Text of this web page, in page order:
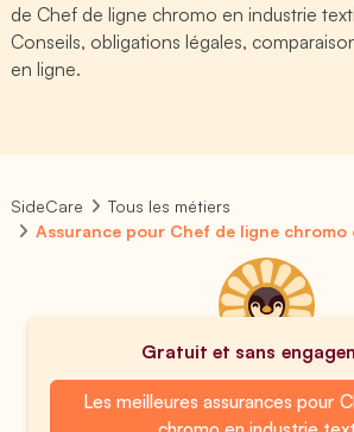
de Chef de ligne chromo en industrie
Conseils, obligations légales,
en ligne.
SideCare
Tous les métiers
Assurance pour Chef de ligne
Gratuit et sans
Les meilleures assurances pour